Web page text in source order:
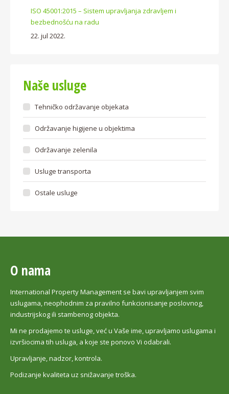
ISO 45001:2015 – Sistem upravljanja zdravljem i
bezbednošću na radu
22. jul 2022.
Naše usluge
Tehničko održavanje objekata
Održavanje higijene u objektima
Održavanje zelenila
Usluge transporta
Ostale usluge
O nama
International Property Management se bavi upravljanjem svim
uslugama, neophodnim za pravilno funkcionisanje poslovnog,
industrijskog ili stambenog objekta.
Mi ne prodajemo te usluge, već u Vaše ime, upravljamo uslugama i
izvršiocima tih usluga, a koje ste ponovo Vi odabrali.
Upravljanje, nadzor, kontrola.
Podizanje kvaliteta uz snižavanje troška.